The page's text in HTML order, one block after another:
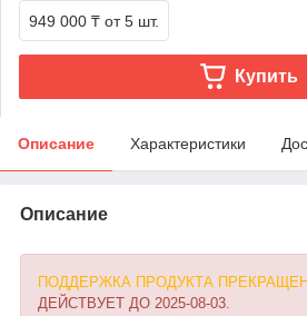
949 000 ₸ от 5 шт.
Купить
Описание Характеристики
Описание
ПОДДЕРЖКА ПРОДУКТА
ДЕЙСТВУЕТ ДО 2025-08-03.